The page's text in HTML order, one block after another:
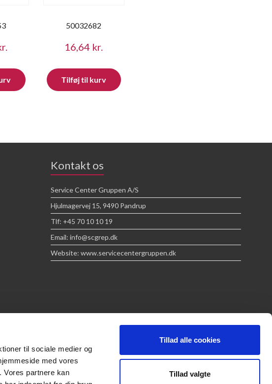
til sociale medier og
med vores
Vores partnere kan
Tillad alle cookies
Tillad valgte
50032682
16,64 kr.
Tilføj til kurv
Kontakt os
Service Center Gruppen A/S
Hjulmagervej 15, 9490 Pandrup
Tlf: +45 70 10 10 19
Email: info@scgrep.dk
Website: www.servicecentergruppen.dk